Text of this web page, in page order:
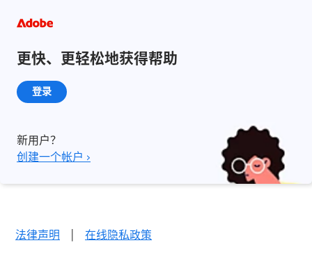
更快、更轻松地获得帮助
登录
新用户？
创建一个帐户 ›
法律声明 | 在线隐私政策